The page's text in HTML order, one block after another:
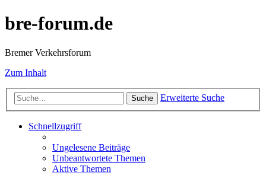
bre-forum.de
Bremer Verkehrsforum
Zum Inhalt
Suche Erweiterte Suche
Schnellzugriff
Ungelesene Beiträge
Unbeantwortete Themen
Aktive Themen